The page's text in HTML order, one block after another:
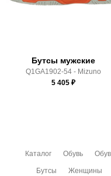
Здесь вы можете более
Бутсы мужские
Q1GA1902-54 - Mizuno
5 405₽
Каталог Обувь
Бутсы Женщины